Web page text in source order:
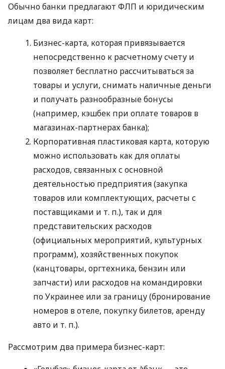
Обычно банки предлагают ФЛП и юридическим
лицам два вида карт:
Бизнес-карта, которая привязывается
непосредственно к расчетному счету и
позволяет бесплатно рассчитываться за
товары и услуги, снимать наличные деньги
и получать разнообразные бонусы
(например, кэшбек при оплате товаров в
магазинах-партнерах банка);
Корпоративная пластиковая карта, которую
можно использовать как для оплаты
расходов, связанных с основной
деятельностью предприятия (закупка
товаров или комплектующих, расчеты с
поставщиками и т. п.), так и для
представительских расходов
(официальных мероприятий, культурных
программ), хозяйственных покупок
(канцтовары, оргтехника, бензин или
запчасти) или расходов на командировки
по Украинее или за границу (бронирование
номеров в отеле, покупку билетов, аренду
авто и т. п.).
Рассмотрим два примера бизнес-карт: